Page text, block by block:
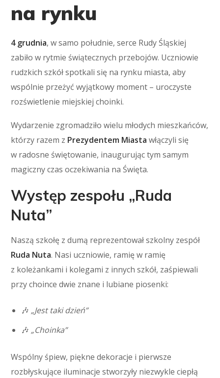
na rynku
4 grudnia, w samo południe, serce Rudy Śląskiej
zabiło w rytmie świątecznych przebojów. Uczniowie
rudzkich szkół spotkali się na rynku miasta, aby
wspólnie przeżyć wyjątkowy moment – uroczyste
rozświetlenie miejskiej choinki.
Wydarzenie zgromadziło wielu młodych mieszkańców,
którzy razem z Prezydentem Miasta włączyli się
w radosne świętowanie, inaugurując tym samym
magiczny czas oczekiwania na Święta.
Występ zespołu „Ruda
Nuta”
Naszą szkołę z dumą reprezentował szkolny zespół
Ruda Nuta. Nasi uczniowie, ramię w ramię
z koleżankami i kolegami z innych szkół, zaśpiewali
przy choince dwie znane i lubiane piosenki:
🎶 „Jest taki dzień”
🎶 „Choinka”
Wspólny śpiew, piękne dekoracje i pierwsze
rozbłyskujące iluminacje stworzyły niezwykle ciepłą